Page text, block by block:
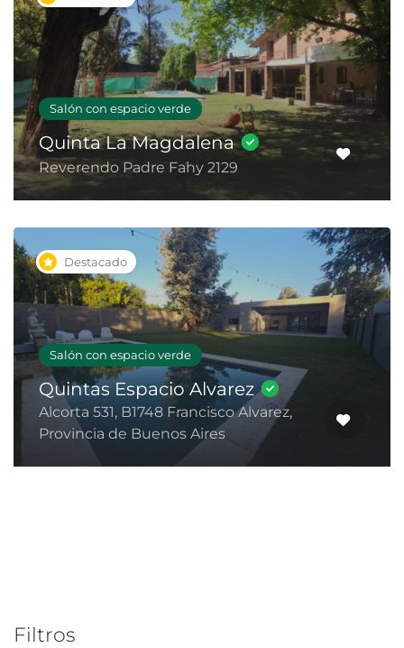
Salón con espacio verde
Quinta La Magdalena
Reverendo Padre Fahy 2129
Destacado
Salón con espacio verde
Quintas Espacio Alvarez
Alcorta 531, B1748 Francisco Alvarez,
Provincia de Buenos Aires
Filtros